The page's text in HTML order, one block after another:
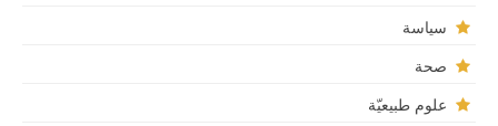
سياسة
صحة
علوم طبيعيّة